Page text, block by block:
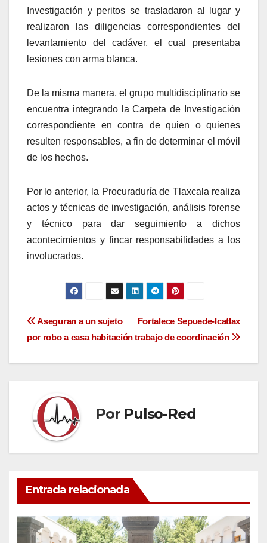
Investigación y peritos se trasladaron al lugar y
realizaron las diligencias correspondientes del
levantamiento del cadáver, el cual presentaba
lesiones con arma blanca.
De la misma manera, el grupo multidisciplinario se
encuentra integrando la Carpeta de Investigación
correspondiente en contra de quien o quienes
resulten responsables, a fin de determinar el móvil
de los hechos.
Por lo anterior, la Procuraduría de Tlaxcala realiza
actos y técnicas de investigación, análisis forense
y técnico para dar seguimiento a dichos
acontecimientos y fincar responsabilidades a los
involucrados.
Navegación
de
Fortalece Sepuede-Icatlax
trabajo de coordinación
Aseguran a un sujeto
por robo a casa habitación
Por Pulso-Red
Entrada relacionada